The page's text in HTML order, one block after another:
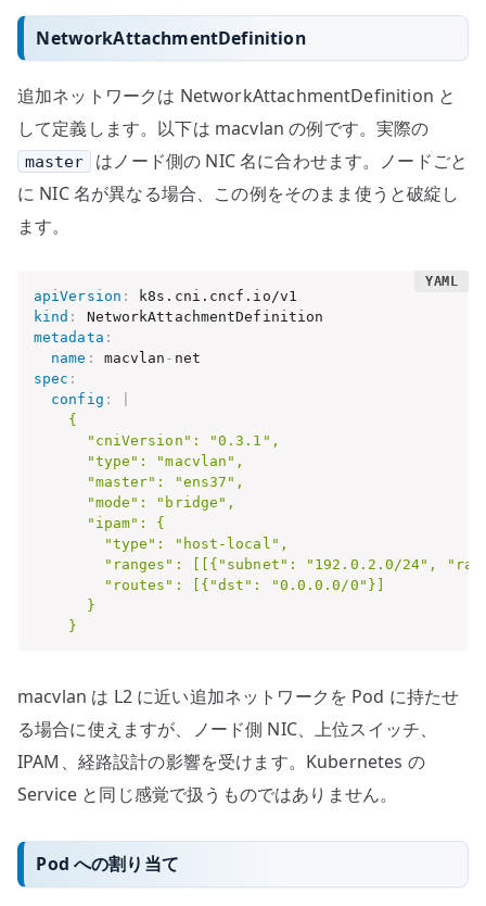
NetworkAttachmentDefinition
追加ネットワークは NetworkAttachmentDefinition と
して定義します。以下は macvlan の例です。実際の
master
はノード側の NIC 名に合わせます。ノードごと
に NIC 名が異なる場合、この例をそのまま使うと破綻し
ます。
apiVersion :
kind :
metadata :
name : macvlan -
spec :
config :
    {
      "cniVersion": "0.3.1",
      "type": "macvlan",
      "master": "ens37",
      "mode": "bridge",
      "ipam": {
        "type": "host-local",
"ranges": [[{"subnet": "192.0.2.0/24",
        "routes": [{"dst": "0.0.0.0/0"}]
      }
    }
macvlan は L2 に近い追加ネットワークを Pod に持たせ
る場合に使えますが、ノード側 NIC、上位スイッチ、
IPAM、経路設計の影響を受けます。Kubernetes の
Service と同じ感覚で扱うものではありません。
Pod への割り当て